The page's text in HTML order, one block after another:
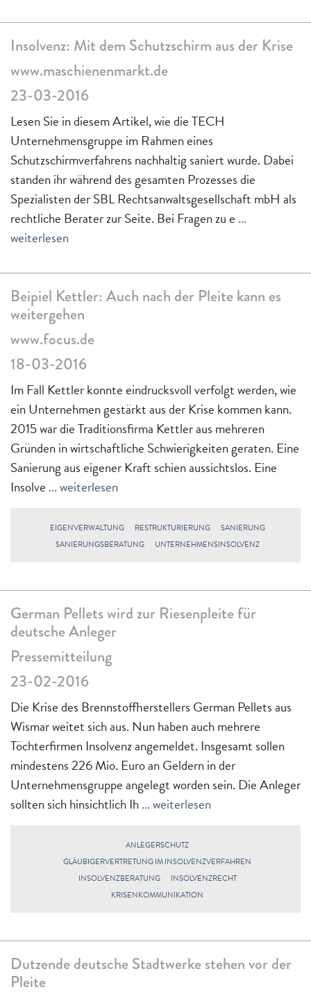
Insolvenz: Mit dem Schutzschirm aus der Krise
www.maschienenmarkt.de
23-03-2016
Lesen Sie in diesem Artikel, wie die TECH
Unternehmensgruppe im Rahmen eines
Schutzschirmverfahrens nachhaltig saniert wurde. Dabei
standen ihr während des gesamten Prozesses die
Spezialisten der SBL Rechtsanwaltsgesellschaft mbH als
rechtliche Berater zur Seite. Bei Fragen zu e ...
weiterlesen
Beipiel Kettler: Auch nach der Pleite kann es
weitergehen
www.focus.de
18-03-2016
Im Fall Kettler konnte eindrucksvoll verfolgt werden, wie
ein Unternehmen gestärkt aus der Krise kommen kann.
2015 war die Traditionsfirma Kettler aus mehreren
Gründen in wirtschaftliche Schwierigkeiten geraten. Eine
Sanierung aus eigener Kraft schien aussichtslos. Eine
Insolve ... weiterlesen
EIGENVERWALTUNG RESTRUKTURIERUNG
SANIERUNG
SANIERUNGSBERATUNG
UNTERNEHMENSINSOLVENZ
German Pellets wird zur Riesenpleite für
deutsche Anleger
Pressemitteilung
23-02-2016
Die Krise des Brennstoffherstellers German Pellets aus
Wismar weitet sich aus. Nun haben auch mehrere
Töchterfirmen Insolvenz angemeldet. Insgesamt sollen
mindestens 226 Mio. Euro an Geldern in der
Unternehmensgruppe angelegt worden sein. Die Anleger
sollten sich hinsichtlich Ih... weiterlesen
ANLEGERSCHUTZ
GLÄUBIGERVERTRETUNG IM INSOLVENZVERFAHREN
INSOLVENZBERATUNG
INSOLVENZRECHT
KRISENKOMMUNIKATION
Dutzende deutsche Stadtwerke stehen vor der
Pleite